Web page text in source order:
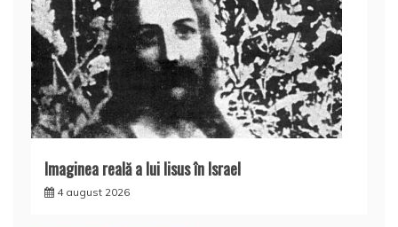
Imaginea reală a lui Iisus în Israel
4 august 2026